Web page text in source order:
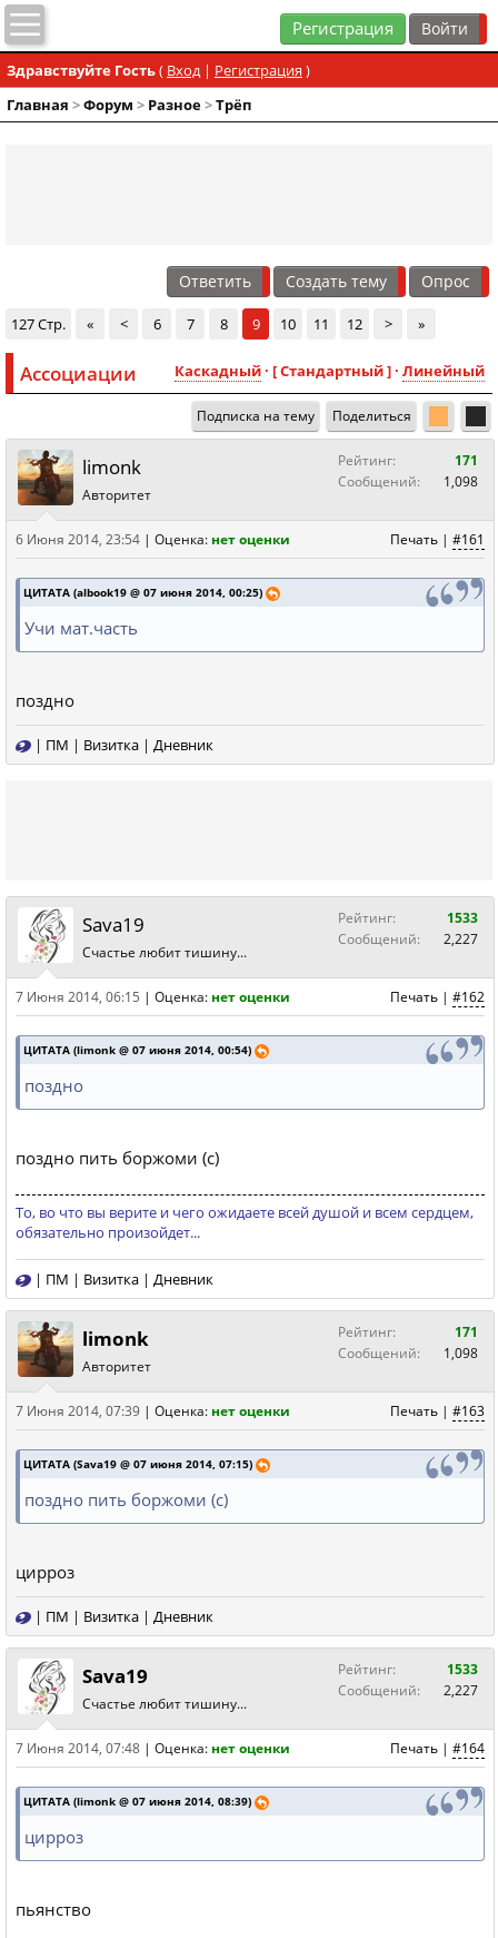
Регистрация
Здравствуйте Гость( Вход| Регистрация )
Главная >Форум > Разное>Трёп
Ответить Создать тему Опрос
127 Стр. « < 6 7 8 9 10 11 12 > »
Каскадный· [ Стандартный ] · Линейный
Ассоциации
Подписка на тему Поделиться
limonk
Авторитет
Рейтинг:
171
Сообщений:
1,098
Печать | #161
6 Июня 2014, 23:54 | Оценка: нет оценки
ЦИТАТА (albook19 @ 07 июня 2014, 00:25)
Учи мат.часть
поздно
| ПМ | Визитка | Дневник
Sava19
Счастье любит тишину...
Рейтинг:
1533
Сообщений:
2,227
Печать | #162
7 Июня 2014, 06:15 | Оценка: нет оценки
ЦИТАТА (limonk @ 07 июня 2014, 00:54)
поздно
поздно пить боржоми (с)
То, во что вы верите и чего ожидаете всей душой и всем сердцем,
обязательно произойдет...
| ПМ | Визитка | Дневник
limonk
Авторитет
Рейтинг:
171
Сообщений:
1,098
Печать | #163
7 Июня 2014, 07:39 | Оценка: нет оценки
ЦИТАТА (Sava19 @ 07 июня 2014, 07:15)
поздно пить боржоми (с)
цирроз
| ПМ | Визитка | Дневник
Sava19
Счастье любит тишину...
Рейтинг:
1533
Сообщений:
2,227
Печать | #164
7 Июня 2014, 07:48 | Оценка: нет оценки
ЦИТАТА (limonk @ 07 июня 2014, 08:39)
цирроз
пьянство